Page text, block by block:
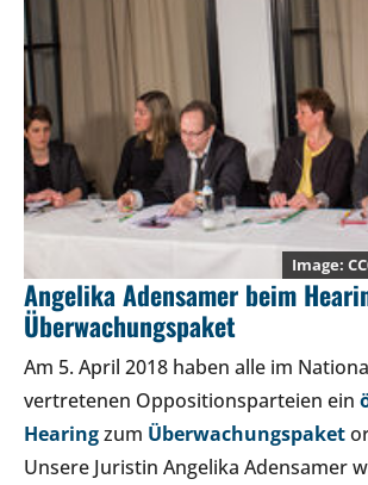
Angelika Adensamer beim
Überwachungspaket
Am 5. April 2018 haben alle im
vertretenen Oppositionsparteien ein
Hearingzum Überwachungspaket
Unsere Juristin Angelika Adensamer